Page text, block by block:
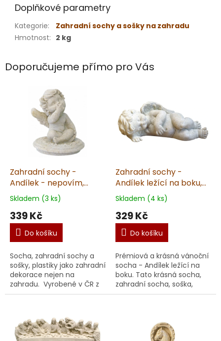
Doplňkové parametry
Kategorie:
Zahradní sochy a sošky na zahradu
Hmotnost: 2 kg
Doporučujeme přímo pro Vás
Zahradní sochy -
Andílek - nepovím,
výška 8 cm, 0,3 kg,
pískovec
Skladem (3 ks)
339 Kč
Do košíku
Socha, zahradní sochy a
sošky, plastiky jako zahradní
dekorace nejen na
zahradu. Vyrobené v ČR z
kvalitního umělého
Zahradní sochy -
Andílek ležící na boku,
výška 6 cm, 0,3 kg,
pískovec
Skladem (4 ks)
329 Kč
Do košíku
Prémiová a krásná vánoční
socha - Andílek ležící na
boku. Tato krásná socha,
zahradní socha, soška,
plastika, dekorace je
prostoru, do...